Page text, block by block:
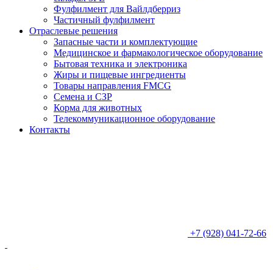
Фулфилмент для Вайлдберриз
Частичный фулфилмент
Отраслевые решения
Запасные части и комплектующие
Медицинское и фармакологическое оборудование
Бытовая техника и электроника
Жиры и пищевые ингредиенты
Товары направления FMCG
Семена и СЗР
Корма для животных
Телекоммуникационное оборудование
Контакты
+7 (928) 041-72-66